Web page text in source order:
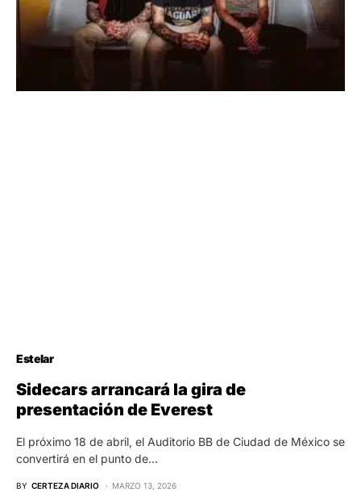
Estelar
Sidecars arrancará la gira de
presentación de Everest
El próximo 18 de abril, el Auditorio BB de Ciudad de México se
convertirá en el punto de…
BY CERTEZA DIARIO MARZO 13, 2026